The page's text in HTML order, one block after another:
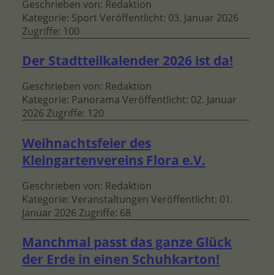
Geschrieben von: Redaktion
Kategorie: Sport Veröffentlicht: 03. Januar 2026
Zugriffe: 100
Der Stadtteilkalender 2026 ist da!
Geschrieben von: Redaktion
Kategorie: Panorama Veröffentlicht: 02. Januar
2026 Zugriffe: 120
Weihnachtsfeier des
Kleingartenvereins Flora e.V.
Geschrieben von: Redaktion
Kategorie: Veranstaltungen Veröffentlicht: 01.
Januar 2026 Zugriffe: 68
Manchmal passt das ganze Glück
der Erde in einen Schuhkarton!